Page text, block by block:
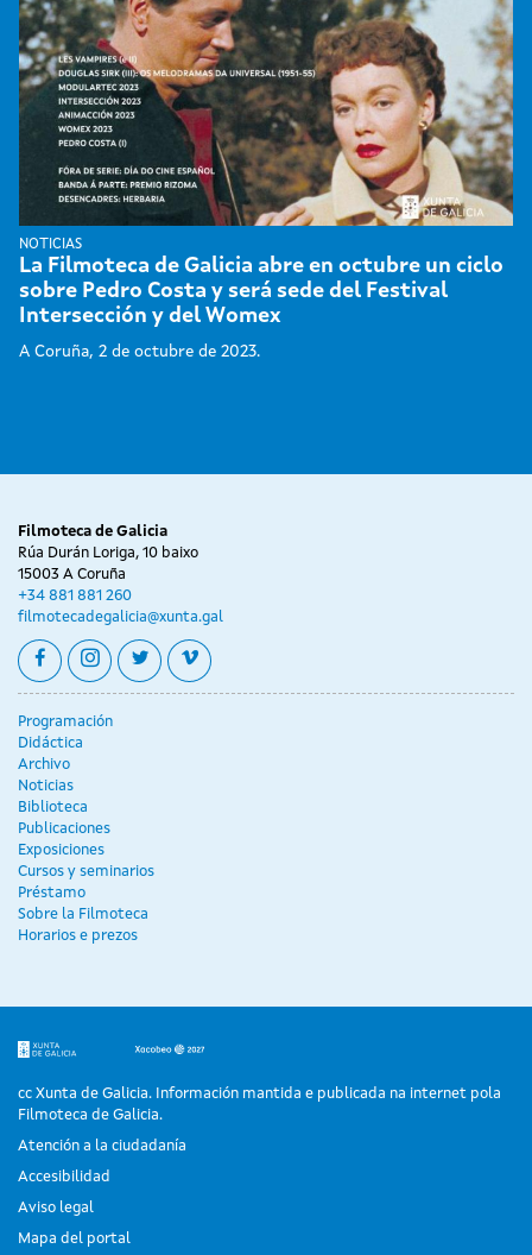
NOTICIAS
La Filmoteca de Galicia abre en octubre un ciclo
sobre Pedro Costa y será sede del Festival
Intersección y del Womex
A Coruña, 2 de octubre de 2023.
Filmoteca de Galicia
Rúa Durán Loriga, 10 baixo
15003 A Coruña
+34 881 881 260
filmotecadegalicia@xunta.gal
facebookinstagram
twittervimeo
Programación
Didáctica
Archivo
Noticias
Biblioteca
Publicaciones
Exposiciones
Cursos y seminarios
Préstamo
Sobre la Filmoteca
Horarios e prezos
cc Xunta de Galicia. Información mantida e publicada na internet pola
Filmoteca de Galicia.
Atención a la ciudadanía
Accesibilidad
Aviso legal
Mapa del portal